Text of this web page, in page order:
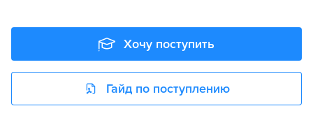
Хочу поступить
Гайд по поступлению